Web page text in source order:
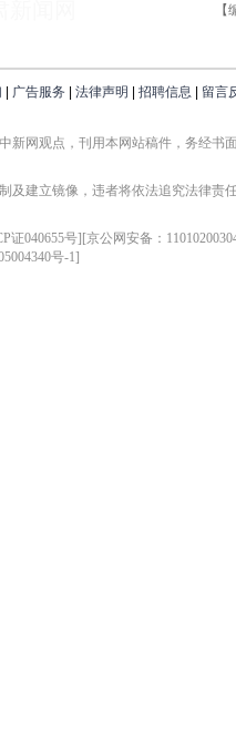
| 广告服务 | 法律声明 | 招聘信息 | 留言
新网观点，刊用本网站稿件，务经书
及建立镜像，违者将依法追究法律责
证040655号][京公网安备：
号-1]